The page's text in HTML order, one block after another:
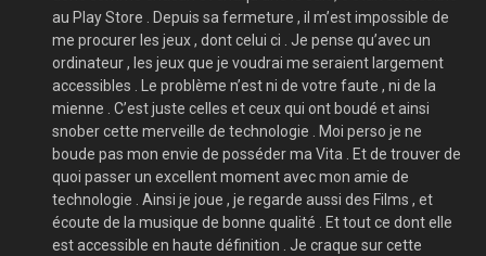
au Play Store . Depuis sa fermeture , il m’est impossible de
me procurer les jeux , dont celui ci . Je pense qu’avec un
ordinateur , les jeux que je voudrai me seraient largement
accessibles . Le problème n’est ni de votre faute , ni de la
mienne . C’est juste celles et ceux qui ont boudé et ainsi
snober cette merveille de technologie . Moi perso je ne
boude pas mon envie de posséder ma Vita . Et de trouver de
quoi passer un excellent moment avec mon amie de
technologie . Ainsi je joue , je regarde aussi des Films , et
écoute de la musique de bonne qualité . Et tout ce dont elle
est accessible en haute définition . Je craque sur cette